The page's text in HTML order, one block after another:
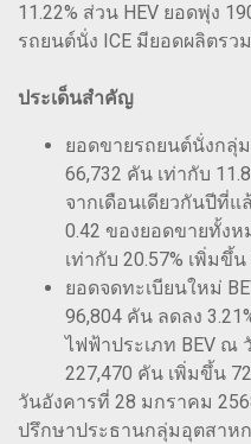
11.22% ส่วน HEV ยอดพุ่ง
รถยนต์นั่ง ICE มียอดผลิตรว
ประเด็นสำคัญ
ยอดขายรถยนต์นั่งกลุ่ม
66,732 คัน เท่ากับ
จากเดือนเดียวกันปีที่แ
0.42 ของยอดขายทั้งห
เท่ากับ 20.57% เพิ่มขึ้น
ยอดจดทะเบียนใหม่
96,804 คัน ลดลง
ไฟฟ้าประเภท BEV ณ
227,470 คัน เพิ่มขึ้น
วันอังคารที่ 28 มกราคม
ปรึกษาประธานกลุ่มอุตสาห